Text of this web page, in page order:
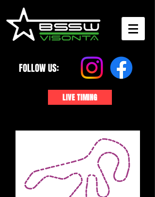
FOLLOW US:
LIVE TIMING